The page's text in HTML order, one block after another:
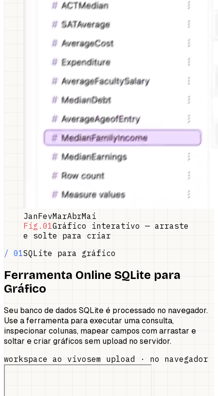
JanFevMarAbrMai
Fig.01Gráfico interativo — arraste
e solte para criar
/ 01SQLite para gráfico
Ferramenta Online SQLite para
Gráfico
Seu banco de dados SQLite é processado no navegador.
Use a ferramenta para executar uma consulta,
inspecionar colunas, mapear campos com arrastar e
soltar e criar gráficos sem upload no servidor.
workspace ao vivosem upload · no navegador